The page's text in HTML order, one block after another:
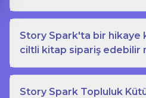
Story Spark'ta bir hikaye
ciltli kitap sipariş edebilir
Story Spark Topluluk